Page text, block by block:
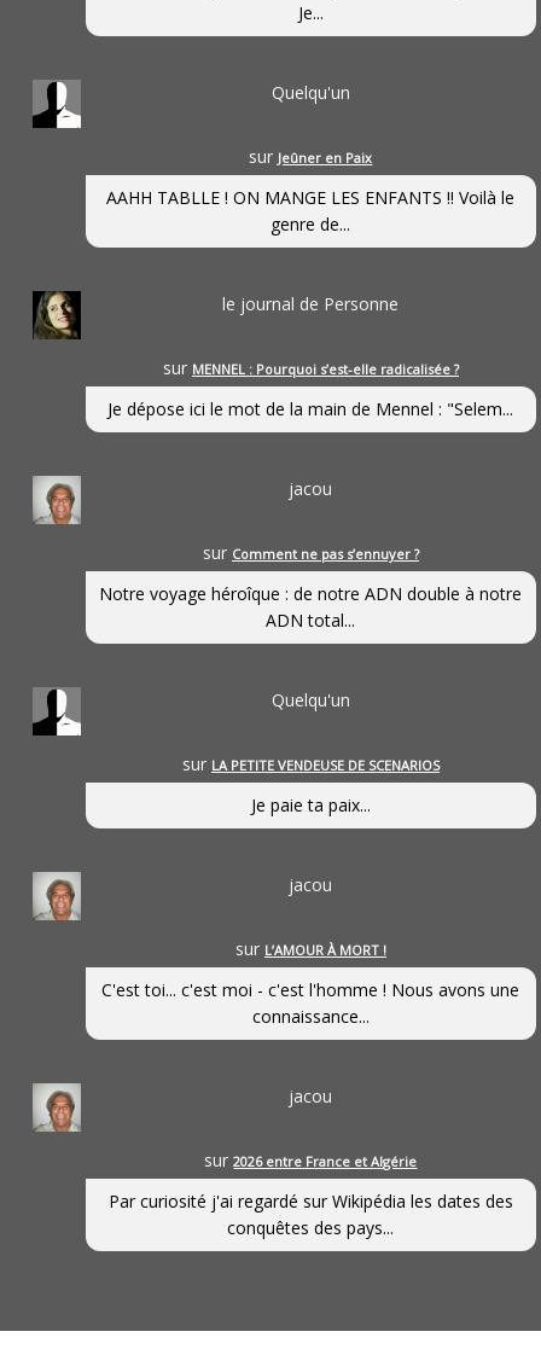
Je...
Quelqu'un
sur Jeûner en Paix
AAHH TABLLE ! ON MANGE LES ENFANTS !! Voilà le
genre de...
le journal de Personne
sur MENNEL : Pourquoi s’est-elle radicalisée ?
Je dépose ici le mot de la main de Mennel : "Selem...
jacou
sur Comment ne pas s’ennuyer ?
Notre voyage héroîque : de notre ADN double à notre
ADN total...
Quelqu'un
sur LA PETITE VENDEUSE DE SCENARIOS
Je paie ta paix...
jacou
sur L’AMOUR À MORT !
C'est toi... c'est moi - c'est l'homme ! Nous avons une
connaissance...
jacou
sur2026 entre France et Algérie
Par curiosité j'ai regardé sur Wikipédia les dates des
conquêtes des pays...